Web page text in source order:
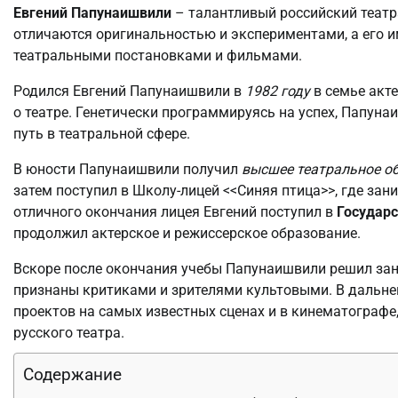
Евгений Папунаишвили – талантливый российский
отличаются оригинальностью и экспериментами, а
театральными постановками и фильмами.
Родился Евгений Папунаишвили в 1982 годув семье
о театре. Генетически программируясь на успех,
путь в театральной сфере.
В юности Папунаишвили получил высшее театральное
затем поступил в Школу-лицей <<Синяя птица>>, где
отличного окончания лицея Евгений поступил в
продолжил актерское и режиссерское образование.
Вскоре после окончания учебы Папунаишвили решил
признаны критиками и зрителями культовыми. В
проектов на самых известных сценах и в
русского театра.
Содержание